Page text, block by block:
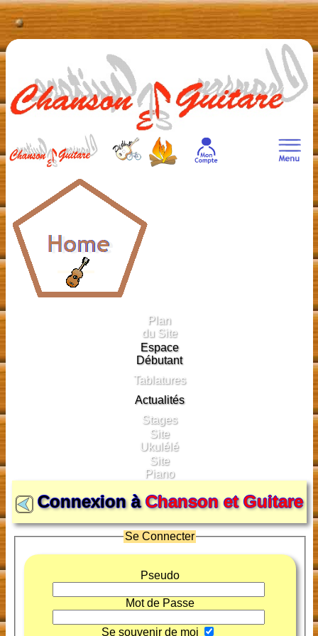
Plan
du Site
Espace
Débutant
Tablatures
Actualités
Stages
Site
Ukulélé
Site
Piano
Connexion àChanson et Guitare
Se Connecter
Pseudo
Mot de Passe
Se souvenir de moi